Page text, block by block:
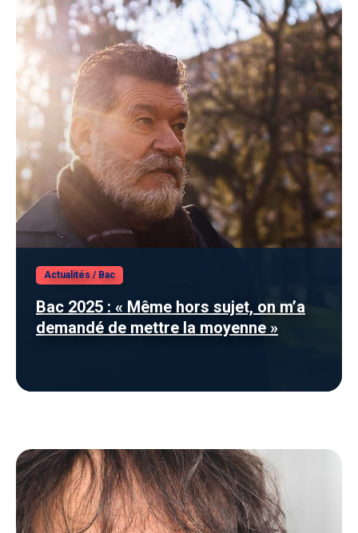
Actualités / Bac
Bac 2025 : « Même hors sujet, on m’a
demandé de mettre la moyenne »